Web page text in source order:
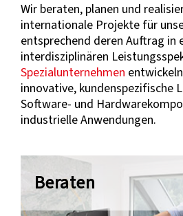
Wir beraten, planen und
internationale Projekte für
entsprechend deren Auftrag in
interdisziplinären
Spezialunternehmen
innovative, kundenspezifische
Software- und
industrielle Anwendungen.
Beraten